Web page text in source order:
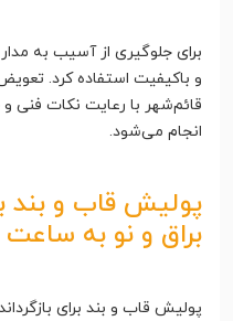
برای جلوگیری از آسیب به
و باکیفیت استفاده کرد.
قائم‌شهر با رعایت نکات
انجام می‌شود.
پولیش قاب و بند
براق و نو به
پولیش قاب و بند برای